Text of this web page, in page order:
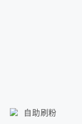
自助刷粉